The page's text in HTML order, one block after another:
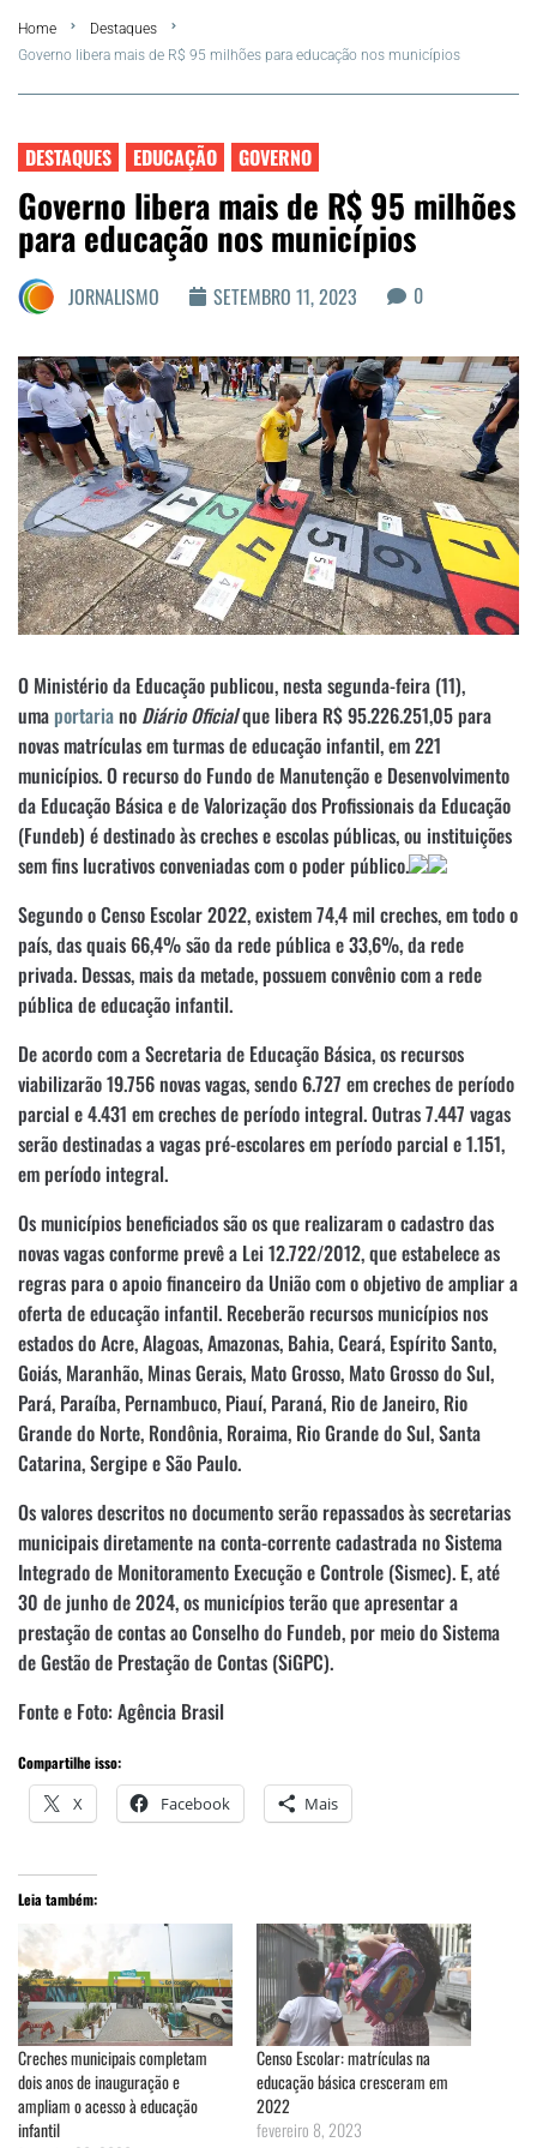
FLA Araru 2026
Região dos Lagos
Agenda Cultural
Colunistas
Matérias Exclusivas
Home
Destaques
Governo libera mais de R$ 95 milhões para educação nos municípios
DESTAQUES EDUCAÇÃO GOVERNO
Governo libera mais de R$ 95 milhões
para educação nos municípios
JORNALISMO SETEMBRO 11, 2023 0
O Ministério da Educação publicou, nesta segunda-feira (11),
umaportariano Diário Oficialque libera R$ 95.226.251,05 para
novas matrículas em turmas de educação infantil, em 221
municípios. O recurso do Fundo de Manutenção e Desenvolvimento
da Educação Básica e de Valorização dos Profissionais da Educação
(Fundeb) é destinado às creches e escolas públicas, ou instituições
sem fins lucrativos conveniadas com o poder público.
Segundo o Censo Escolar 2022, existem 74,4 mil creches, em todo o
país, das quais 66,4% são da rede pública e 33,6%, da rede
privada. Dessas, mais da metade, possuem convênio com a rede
pública de educação infantil.
De acordo com a Secretaria de Educação Básica, os recursos
viabilizarão 19.756 novas vagas, sendo 6.727 em creches de período
parcial e 4.431 em creches de período integral. Outras 7.447 vagas
serão destinadas a vagas pré-escolares em período parcial e 1.151,
em período integral.
Os municípios beneficiados são os que realizaram o cadastro das
novas vagas conforme prevê a Lei 12.722/2012, que estabelece as
regras para o apoio financeiro da União com o objetivo de ampliar a
oferta de educação infantil. Receberão recursos municípios nos
estados do Acre, Alagoas, Amazonas, Bahia, Ceará, Espírito Santo,
Goiás, Maranhão, Minas Gerais, Mato Grosso, Mato Grosso do Sul,
Pará, Paraíba, Pernambuco, Piauí, Paraná, Rio de Janeiro, Rio
Grande do Norte, Rondônia, Roraima, Rio Grande do Sul, Santa
Catarina, Sergipe e São Paulo.
Os valores descritos no documento serão repassados às secretarias
municipais diretamente na conta-corrente cadastrada no Sistema
Integrado de Monitoramento Execução e Controle (Sismec). E, até
30 de junho de 2024, os municípios terão que apresentar a
prestação de contas ao Conselho do Fundeb, por meio do Sistema
de Gestão de Prestação de Contas (SiGPC).
Fonte e Foto: Agência Brasil
Compartilhe isso:
X Facebook Mais
Leia também:
Creches municipais completam
dois anos de inauguração e
ampliam o acesso à educação
infantil
Censo Escolar: matrículas na
educação básica cresceram em
2022
fevereiro 8, 2023